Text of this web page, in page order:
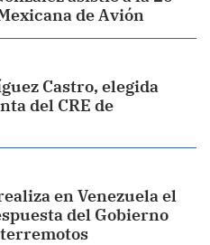
de Avión
Castro, elegida
del CRE de
en Venezuela el
del Gobierno